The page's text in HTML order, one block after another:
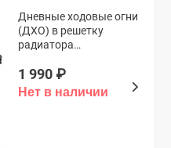
Дневные ходовые огни
(ДХО) в решетку
радиатора
оранжевые)
1 990 ₽